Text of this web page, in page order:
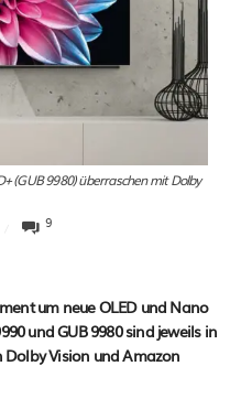
(GUB 9980) überraschen mit Dolby
9
um neue OLED und Nano
und GUB 9980 sind jeweils in
Dolby Vision und Amazon